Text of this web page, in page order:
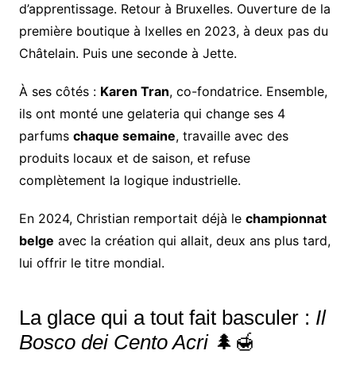
d’apprentissage. Retour à Bruxelles. Ouverture de la
première boutique à Ixelles en 2023, à deux pas du
Châtelain. Puis une seconde à Jette.
À ses côtés : Karen Tran, co-fondatrice. Ensemble,
ils ont monté une gelateria qui change ses 4
parfums chaque semaine, travaille avec des
produits locaux et de saison, et refuse
complètement la logique industrielle.
En 2024, Christian remportait déjà le championnat
belge avec la création qui allait, deux ans plus tard,
lui offrir le titre mondial.
La glace qui a tout fait basculer : Il
Bosco dei Cento Acri🌲🍯